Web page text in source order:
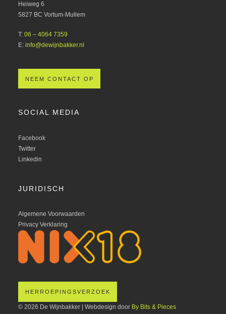
Heiweg 6
5827 BC Vortum-Mullem
T: 06 – 4064 7359
E: info@dewijnbakker.nl
NEEM CONTACT OP
SOCIAL MEDIA
Facebook
Twitter
Linkedin
JURIDISCH
Algemene Voorwaarden
Privacy Verklaring
HERROEPINGSVERZOEK
© 2026 De Wijnbakker | Webdesign door By Bits & Pieces